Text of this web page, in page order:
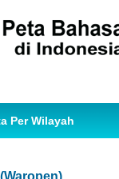
Per Wilayah